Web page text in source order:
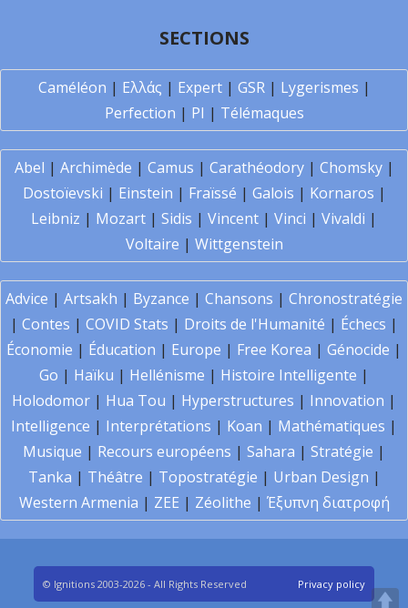
SECTIONS
Caméléon | Ελλάς | Expert| GSR| Lygerismes |
Perfection | PI | Télémaques
Abel | Archimède | Camus | Carathéodory| Chomsky|
Dostoïevski | Einstein | Fraïssé | Galois | Kornaros |
Leibniz | Mozart | Sidis | Vincent | Vinci | Vivaldi |
Voltaire | Wittgenstein
Advice | Artsakh | Byzance | Chansons | Chronostratégie
| Contes | COVID Stats | Droits de l'Humanité | Échecs |
Économie | Éducation | Europe | Free Korea | Génocide |
Go | Haïku | Hellénisme | Histoire Intelligente |
Holodomor | Hua Tou | Hyperstructures | Innovation |
Intelligence | Interprétations | Koan | Mathématiques |
Musique | Recours européens | Sahara | Stratégie |
Tanka | Théâtre | Topostratégie | Urban Design |
Western Armenia | ZEE | Zéolithe | Έξυπνη διατροφή
© Ignitions 2003-2026 - All Rights Reserved Privacy policy